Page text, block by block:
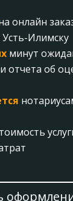
онлайн
Илимску
минут
отчета об